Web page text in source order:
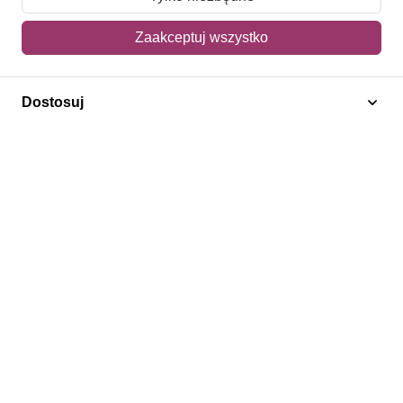
Mój koszyk
Adres dostawy
Polecamy
Zaakceptuj wszystko
Dostosuj